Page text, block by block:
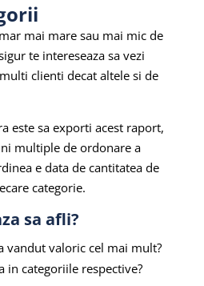
mai mare sau mai mic de
te intereseaza sa vezi
clienti decat altele si de
este sa exporti acest raport,
multiple de ordonare a
e data de cantitatea de
categorie.
sa afli?
vandut valoric cel mai mult?
in categoriile respective?